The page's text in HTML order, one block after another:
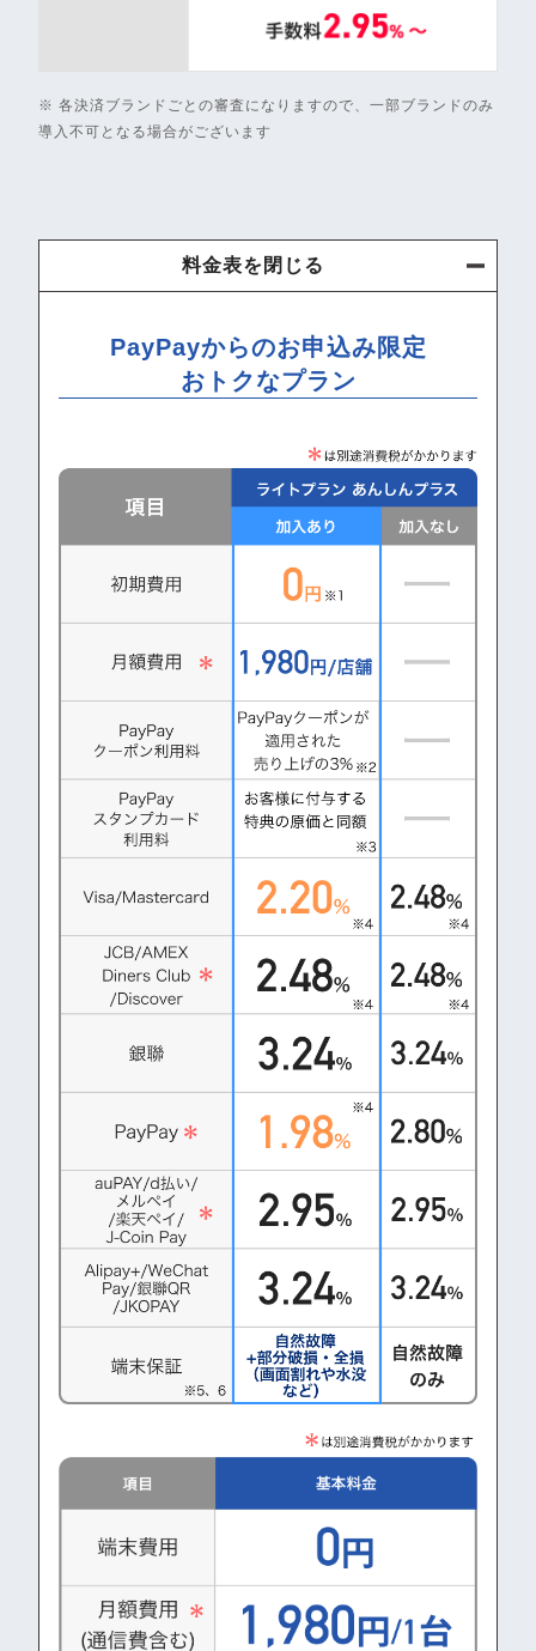
※ 各決済ブランドごとの審査になりますので、一部ブランドのみ
導入不可となる場合がございます
料金表を閉じる
PayPayからのお申込み限定
おトクなプラン